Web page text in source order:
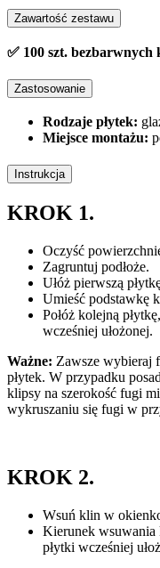
Zawartość zestawu
✅ 100 szt.
Zastosowanie
Rodzaje płytek:
Miejsce montażu:
Instrukcja
KROK 1.
Oczyść
Zagruntuj podłoże.
Ułóż pierwszą
Umieść podstawkę
Połóż kolejną
wcześniej ułożonej.
Ważne: Zawsze wybieraj
płytek. W przypadku
klipsy na szerokość fugi
wykruszaniu się fugi w
KROK 2.
Wsuń klin w
Kierunek wsuwania
płytki wcześniej